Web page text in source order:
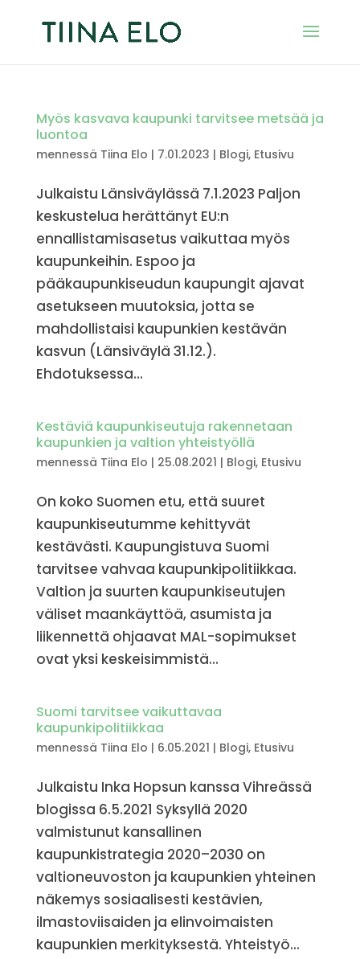
Myös kasvava kaupunki tarvitsee metsää ja
luontoa
mennessä Tiina Elo | 7.01.2023 | Blogi, Etusivu
Julkaistu Länsiväylässä 7.1.2023 Paljon
keskustelua herättänyt EU:n
ennallistamisasetus vaikuttaa myös
kaupunkeihin. Espoo ja
pääkaupunkiseudun kaupungit ajavat
asetukseen muutoksia, jotta se
mahdollistaisi kaupunkien kestävän
kasvun (Länsiväylä 31.12.).
Ehdotuksessa...
Kestäviä kaupunkiseutuja rakennetaan
kaupunkien ja valtion yhteistyöllä
mennessä Tiina Elo | 25.08.2021 | Blogi, Etusivu
On koko Suomen etu, että suuret
kaupunkiseutumme kehittyvät
kestävästi. Kaupungistuva Suomi
tarvitsee vahvaa kaupunkipolitiikkaa.
Valtion ja suurten kaupunkiseutujen
väliset maankäyttöä, asumista ja
liikennettä ohjaavat MAL-sopimukset
ovat yksi keskeisimmistä...
Suomi tarvitsee vaikuttavaa
kaupunkipolitiikkaa
mennessä Tiina Elo | 6.05.2021 | Blogi, Etusivu
Julkaistu Inka Hopsun kanssa Vihreässä
blogissa 6.5.2021 Syksyllä 2020
valmistunut kansallinen
kaupunkistrategia 2020–2030 on
valtioneuvoston ja kaupunkien yhteinen
näkemys sosiaalisesti kestävien,
ilmastoviisaiden ja elinvoimaisten
kaupunkien merkityksestä. Yhteistyö...